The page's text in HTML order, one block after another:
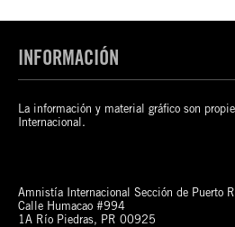
INFORMACIÓN
La información y material gráfico son
Internacional.
Amnistía Internacional Sección de Puerto
Calle Humacao #994
1A Río Piedras, PR 00925